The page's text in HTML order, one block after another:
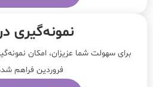
نمونه‌‌گیری
برای سهولت شما عزیزان، امکان
فروردین فراهم